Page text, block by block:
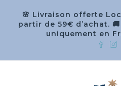
🌸 Livraison offerte
partir de 59€ d’achat.
uniquement en